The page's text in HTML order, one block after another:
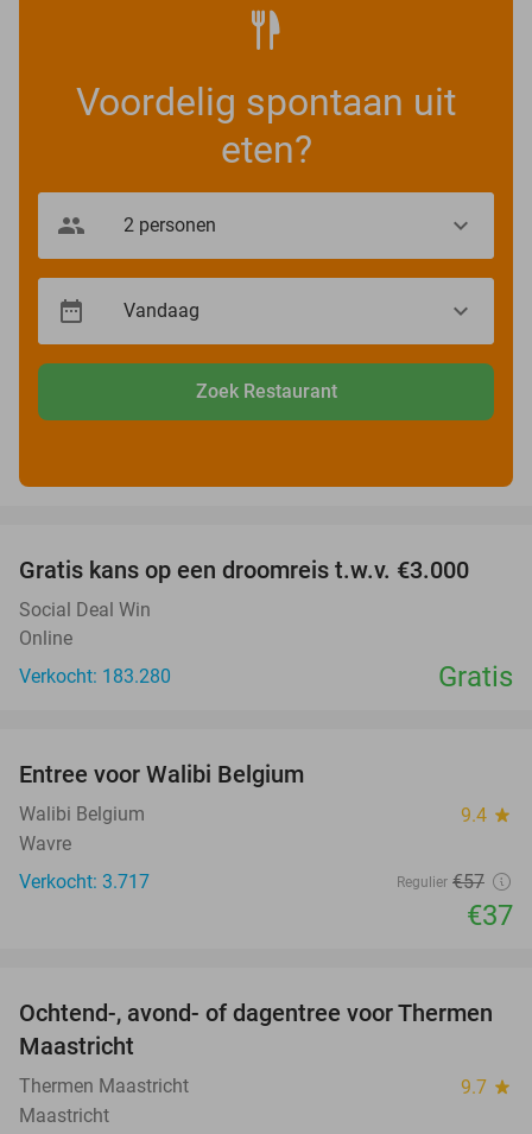
Voordelig spontaan uit
eten?
Zoek Restaurant
Gratis kans op een droomreis t.w.v. €3.000
Social Deal Win
Online
Verkocht: 183.280
Gratis
Entree voor Walibi Belgium
Walibi Belgium 9.4 star
Wavre
Verkocht: 3.717
Regulier €57
€37
25%
Ochtend-, avond- of dagentree voor Thermen
Maastricht
Thermen Maastricht 9.7 star
Maastricht